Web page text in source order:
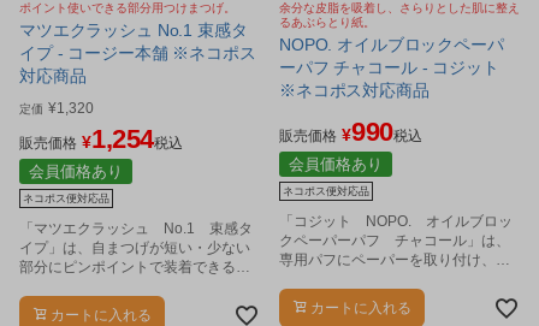
ポイント使いできる部分用つけまつげ。
マツエクラッシュ No.1 束感タ
イプ - コージー本舗 ※ネコポス
対応商品
定価 ¥1,320
販売価格 ¥1,254税込
会員価格あり
ネコポス便対応品
「マツエクラッシュ No.1 束感タ
イプ」は、自まつげが短い・少ない
部分にピンポイントで装着できる部
カートに入れる
余分な皮脂を吸着し、さらりとした肌に整え
るあぶらとり紙。
NOPO. オイルブロックペーパ
ーパフ チャコール - コジット
※ネコポス対応商品
販売価格 ¥990税込
会員価格あり
ネコポス便対応品
「コジット NOPO. オイルブロッ
クペーパーパフ チャコール」は、
専用パフにペーパーを取り付け、肌
るあぶらとり紙です。
カートに入れる